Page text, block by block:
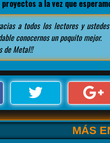
a la vez que
a todos los lectores y
conocernos un poquito mejor.
de Metal!!
MÁS